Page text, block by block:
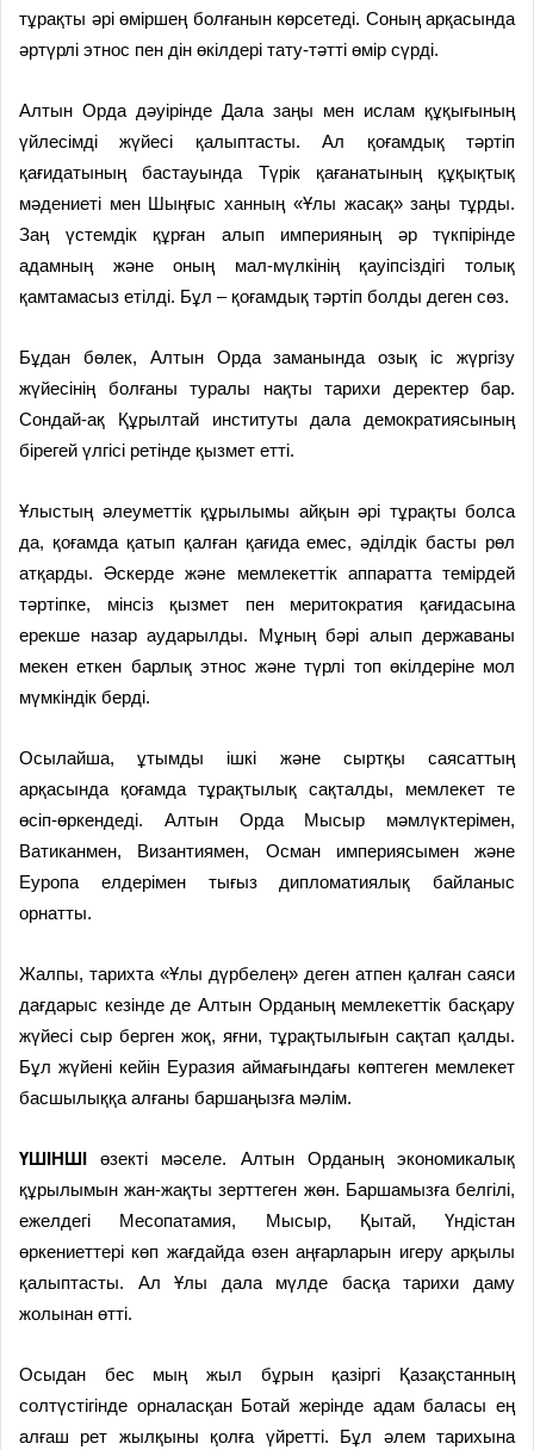
тұрақты әрі өміршең болғанын көрсетеді. Соның арқасында
әртүрлі этнос пен дін өкілдері тату-тәтті өмір сүрді.
Алтын Орда дәуірінде Дала заңы мен ислам құқығының
үйлесімді жүйесі қалыптасты. Ал қоғамдық тәртіп
қағидатының бастауында Түрік қағанатының құқықтық
мәдениеті мен Шыңғыс ханның «Ұлы жасақ» заңы тұрды.
Заң үстемдік құрған алып империяның әр түкпірінде
адамның және оның мал-мүлкінің қауіпсіздігі толық
қамтамасыз етілді. Бұл – қоғамдық тәртіп болды деген сөз.
Бұдан бөлек, Алтын Орда заманында озық іс жүргізу
жүйесінің болғаны туралы нақты тарихи деректер бар.
Сондай-ақ Құрылтай институты дала демократиясының
бірегей үлгісі ретінде қызмет етті.
Ұлыстың әлеуметтік құрылымы айқын әрі тұрақты болса
да, қоғамда қатып қалған қағида емес, әділдік басты рөл
атқарды. Әскерде және мемлекеттік аппаратта темірдей
тәртіпке, мінсіз қызмет пен меритократия қағидасына
ерекше назар аударылды. Мұның бәрі алып державаны
мекен еткен барлық этнос және түрлі топ өкілдеріне мол
мүмкіндік берді.
Осылайша, ұтымды ішкі және сыртқы саясаттың
арқасында қоғамда тұрақтылық сақталды, мемлекет те
өсіп-өркендеді. Алтын Орда Мысыр мәмлүктерімен,
Ватиканмен, Византиямен, Осман империясымен және
Еуропа елдерімен тығыз дипломатиялық байланыс
орнатты.
Жалпы, тарихта «Ұлы дүрбелең» деген атпен қалған саяси
дағдарыс кезінде де Алтын Орданың мемлекеттік басқару
жүйесі сыр берген жоқ, яғни, тұрақтылығын сақтап қалды.
Бұл жүйені кейін Еуразия аймағындағы көптеген мемлекет
басшылыққа алғаны баршаңызға мәлім.
ҮШІНШІ өзекті мәселе. Алтын Орданың экономикалық
құрылымын жан-жақты зерттеген жөн. Баршамызға белгілі,
ежелдегі Месопатамия, Мысыр, Қытай, Үндістан
өркениеттері көп жағдайда өзен аңғарларын игеру арқылы
қалыптасты. Ал Ұлы дала мүлде басқа тарихи даму
жолынан өтті.
Осыдан бес мың жыл бұрын қазіргі Қазақстанның
солтүстігінде орналасқан Ботай жерінде адам баласы ең
алғаш рет жылқыны қолға үйретті. Бұл әлем тарихына